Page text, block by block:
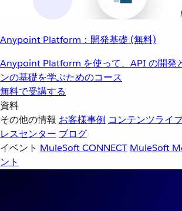
Anypoint Platform：開発基礎 (無料)
Anypoint Platform を使って、API の開発
ンの基礎を学ぶためのコース
無料で受講する
資料
その他の情報 お客様事例 コンテンツライ
レスセンター ブログ
イベント MuleSoft CONNECT MuleSoft
ント